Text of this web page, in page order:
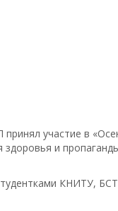
участие в
и
КНИТУ,